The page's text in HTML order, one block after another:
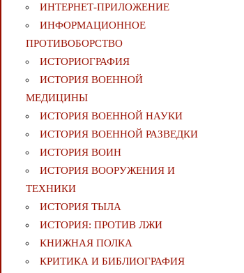
ИНТЕРНЕТ-ПРИЛОЖЕНИЕ
ИНФОРМАЦИОННОЕ
ПРОТИВОБОРСТВО
ИСТОРИОГРАФИЯ
ИСТОРИЯ ВОЕННОЙ
МЕДИЦИНЫ
ИСТОРИЯ ВОЕННОЙ НАУКИ
ИСТОРИЯ ВОЕННОЙ РАЗВЕДКИ
ИСТОРИЯ ВОИН
ИСТОРИЯ ВООРУЖЕНИЯ И
ТЕХНИКИ
ИСТОРИЯ ТЫЛА
ИСТОРИЯ: ПРОТИВ ЛЖИ
КНИЖНАЯ ПОЛКА
КРИТИКА И БИБЛИОГРАФИЯ